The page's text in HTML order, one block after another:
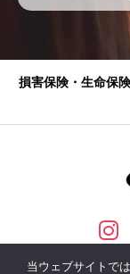
損害保険・生命保
当ウェブサイトで